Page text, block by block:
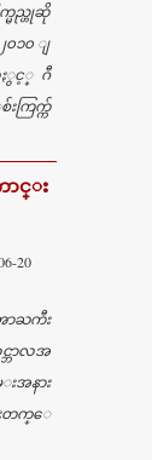
မည္ဟုဆို
၀၁၀ ျ
ႏွင့္ ဂီ
ကြက္က်
င္း
20
ႀကီး
င္ဘာလအ
အနား
းတက္ေ